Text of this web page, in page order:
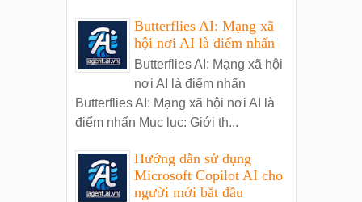
Butterflies AI: Mạng xã
hội nơi AI là điểm nhấn
Butterflies AI: Mạng xã hội
nơi AI là điểm nhấn
Butterflies AI: Mạng xã hội nơi AI là
điểm nhấn Mục lục: Giới th...
Hướng dẫn sử dụng
Microsoft Copilot AI cho
người mới bắt đầu